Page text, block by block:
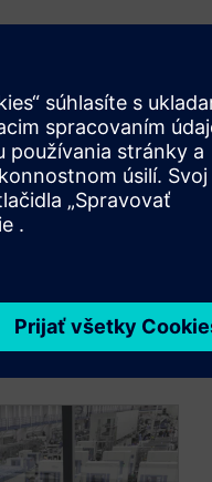
a diagnostiku
dostupnosti v sieťach